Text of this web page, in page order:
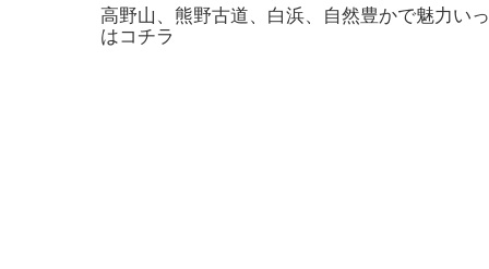
高野山、熊野古道、白浜、自然豊かで魅力い
はコチラ